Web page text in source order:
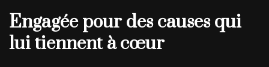
Engagée pour des causes qui
lui tiennent à cœur